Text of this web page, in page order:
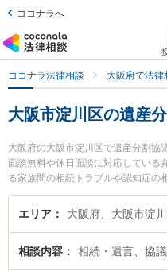
ココナラへ
ココナラ法律相談 大阪府で法律
大阪市淀川区の遺産
大阪府の大阪市淀川区で遺産分割協
面談無料や休日面談に対応している
る家族間の相続トラブルや認知症の
み検索もでき便利です。特にライブ
清水法律会計事務所の金城 雄真弁
談したい』『遺産分割協議のトラブ
たい』『初回相談無料で遺産分割協
エリア 大阪府、大阪市淀
相談内容 相続・遺言、協議